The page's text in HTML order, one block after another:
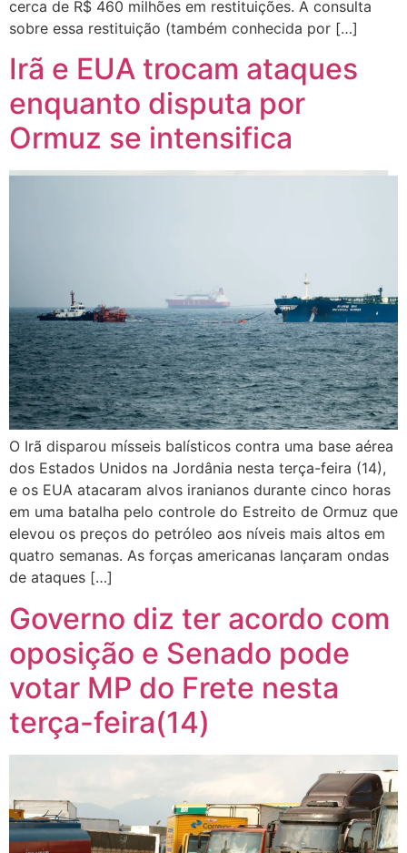
cerca de R$ 460 milhões em restituições. A consulta
sobre essa restituição (também conhecida por […]
Irã e EUA trocam ataques
enquanto disputa por
Ormuz se intensifica
O Irã disparou mísseis balísticos contra uma base aérea
dos Estados Unidos na Jordânia nesta terça-feira (14),
e os EUA atacaram alvos iranianos durante cinco horas
em uma batalha pelo controle do Estreito de Ormuz que
elevou os preços do petróleo aos níveis mais altos em
quatro semanas. As forças americanas lançaram ondas
de ataques […]
Governo diz ter acordo com
oposição e Senado pode
votar MP do Frete nesta
terça-feira(14)